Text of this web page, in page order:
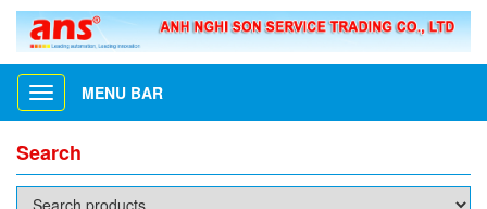
Toggle
navigation
MENU BAR
Search